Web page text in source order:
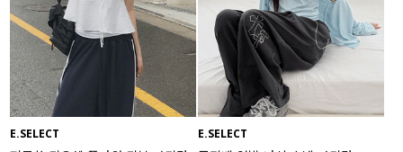
E.SELECT E.SELECT